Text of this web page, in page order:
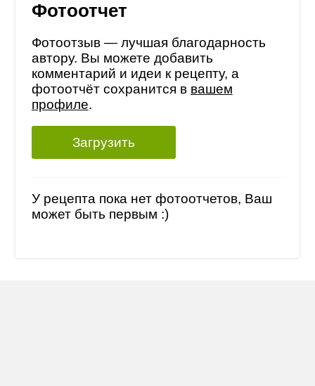
Фотоотчет
Фотоотзыв — лучшая благодарность
автору. Вы можете добавить
комментарий и идеи к рецепту, а
фотоотчёт сохранится в вашем
профиле.
Загрузить
У рецепта пока нет фотоотчетов, Ваш
может быть первым :)